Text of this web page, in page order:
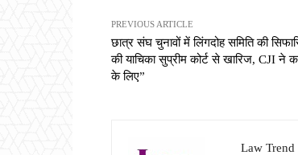
PREVIOUS ARTICLE
छात्र संघ चुनावों में लिंगदोह समिति की
की याचिका सुप्रीम कोर्ट से खारिज, CJI ने
के लिए”
Law Trend